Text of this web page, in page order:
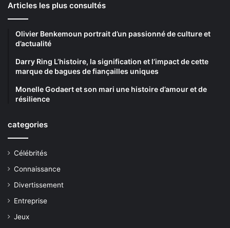
Articles les plus consultés
Olivier Benkemoun portrait d’un passionné de culture et
d’actualité
Darry Ring L’histoire, la signification et l’impact de cette
marque de bagues de fiançailles uniques
Monelle Godaert et son mari une histoire d’amour et de
résilience
categories
Célébrités
Connaissance
Divertissement
Entreprise
Jeux